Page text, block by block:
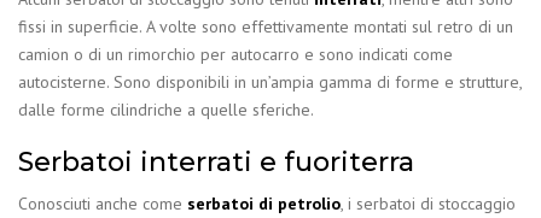
fissi in superficie. A volte sono effettivamente montati sul retro di un
camion o di un rimorchio per autocarro e sono indicati come
autocisterne. Sono disponibili in un’ampia gamma di forme e strutture,
dalle forme cilindriche a quelle sferiche.
Serbatoi interrati e fuoriterra
Conosciuti anche come serbatoi di petrolio, i serbatoi di stoccaggio